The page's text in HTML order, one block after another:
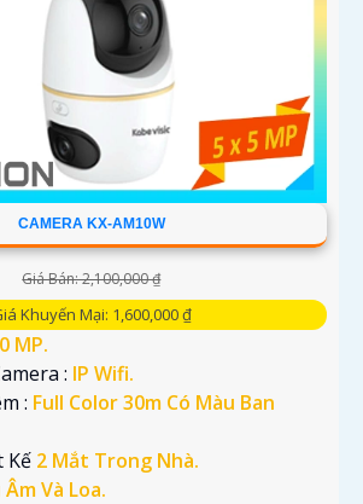
CAMERA KX-AM10W
Giá Bán: 2,100,000 ₫
Khuyến Mại: 1,600,000 ₫
MP.
: IP Wifi.
: Full Color 30m Có Màu Ban
Kế 2 Mắt Trong Nhà.
Và Loa.